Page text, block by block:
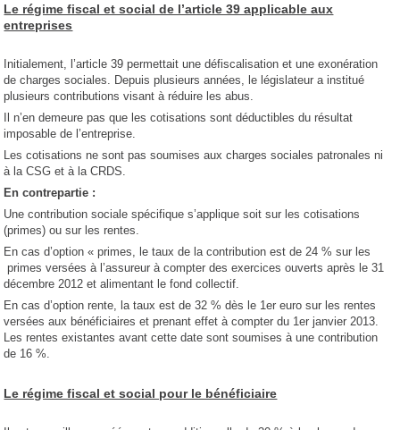
Le régime fiscal et social de l’article 39 applicable aux
entreprises
Initialement, l’article 39 permettait une défiscalisation et une exonération
de charges sociales. Depuis plusieurs années, le législateur a institué
plusieurs contributions visant à réduire les abus.
Il n’en demeure pas que les cotisations sont déductibles du résultat
imposable de l’entreprise.
Les cotisations ne sont pas soumises aux charges sociales patronales ni
à la CSG et à la CRDS.
En contrepartie :
Une contribution sociale spécifique s’applique soit sur les cotisations
(primes) ou sur les rentes.
En cas d’option « primes, le taux de la contribution est de 24 % sur les
primes versées à l’assureur à compter des exercices ouverts après le 31
décembre 2012 et alimentant le fond collectif.
En cas d’option rente, la taux est de 32 % dès le 1er euro sur les rentes
versées aux bénéficiaires et prenant effet à compter du 1er janvier 2013.
Les rentes existantes avant cette date sont soumises à une contribution
de 16 %.
Le régime fiscal et social pour le bénéficiaire